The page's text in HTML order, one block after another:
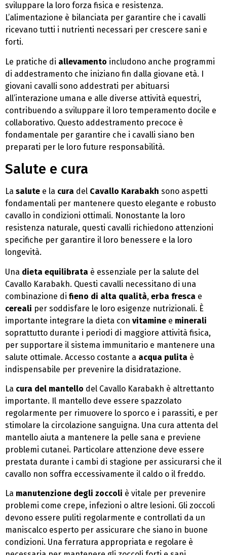
sviluppare la loro forza fisica e resistenza.
L’alimentazione è bilanciata per garantire che i cavalli
ricevano tutti i nutrienti necessari per crescere sani e
forti.
Le pratiche di allevamento includono anche programmi
di addestramento che iniziano fin dalla giovane età. I
giovani cavalli sono addestrati per abituarsi
all’interazione umana e alle diverse attività equestri,
contribuendo a sviluppare il loro temperamento docile e
collaborativo. Questo addestramento precoce è
fondamentale per garantire che i cavalli siano ben
preparati per le loro future responsabilità.
Salute e cura
La salute e la cura del Cavallo Karabakh sono aspetti
fondamentali per mantenere questo elegante e robusto
cavallo in condizioni ottimali. Nonostante la loro
resistenza naturale, questi cavalli richiedono attenzioni
specifiche per garantire il loro benessere e la loro
longevità.
Una dieta equilibrata è essenziale per la salute del
Cavallo Karabakh. Questi cavalli necessitano di una
combinazione di fieno di alta qualità, erba fresca e
cereali per soddisfare le loro esigenze nutrizionali. È
importante integrare la dieta con vitamine e minerali
soprattutto durante i periodi di maggiore attività fisica,
per supportare il sistema immunitario e mantenere una
salute ottimale. Accesso costante a acqua pulita è
indispensabile per prevenire la disidratazione.
La cura del mantello del Cavallo Karabakh è altrettanto
importante. Il mantello deve essere spazzolato
regolarmente per rimuovere lo sporco e i parassiti, e per
stimolare la circolazione sanguigna. Una cura attenta del
mantello aiuta a mantenere la pelle sana e previene
problemi cutanei. Particolare attenzione deve essere
prestata durante i cambi di stagione per assicurarsi che il
cavallo non soffra eccessivamente il caldo o il freddo.
La manutenzione degli zoccoli è vitale per prevenire
problemi come crepe, infezioni o altre lesioni. Gli zoccoli
devono essere puliti regolarmente e controllati da un
maniscalco esperto per assicurare che siano in buone
condizioni. Una ferratura appropriata e regolare è